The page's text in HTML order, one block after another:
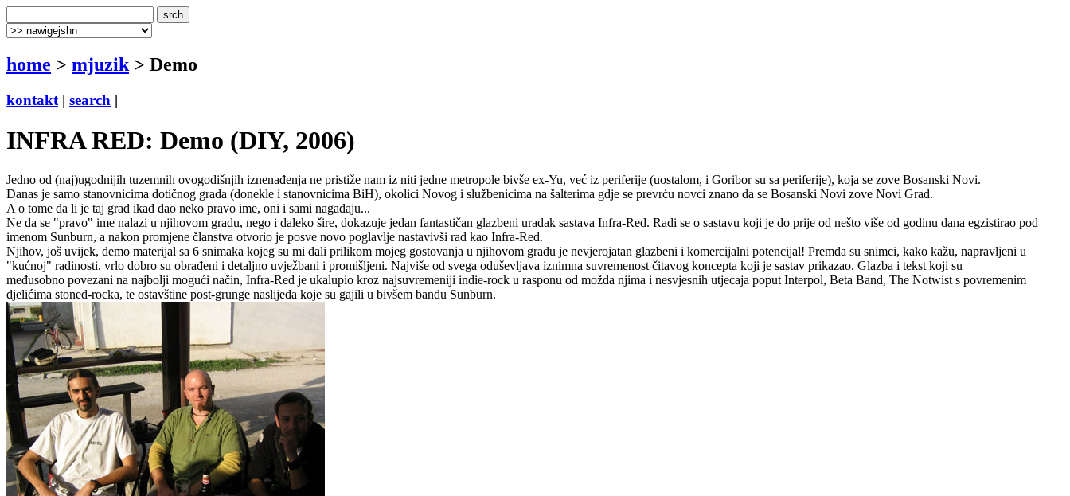
home > mjuzik > Demo
kontakt | search |
INFRA RED: Demo (DIY, 2006)
Jedno od (naj)ugodnijih tuzemnih ovogodišnjih iznenađenja ne pristiže nam iz niti jedne metropole bivše ex-Yu, već iz periferije (uostalom, i Goribor su sa periferije), koja se zove Bosanski Novi.
Danas je samo stanovnicima dotičnog grada (donekle i stanovnicima BiH), okolici Novog i službenicima na šalterima gdje se prevrću novci znano da se Bosanski Novi zove Novi Grad.
A o tome da li je taj grad ikad dao neko pravo ime, oni i sami nagađaju...
Ne da se "pravo" ime nalazi u njihovom gradu, nego i daleko šire, dokazuje jedan fantastičan glazbeni uradak sastava Infra-Red. Radi se o sastavu koji je do prije od nešto više od godinu dana egzistirao pod
imenom Sunburn, a nakon promjene članstva otvorio je posve novo poglavlje nastavivši rad kao Infra-Red.
Njihov, još uvijek, demo materijal sa 6 snimaka kojeg su mi dali prilikom mojeg gostovanja u njihovom gradu je nevjerojatan glazbeni i komercijalni potencijal! Premda su snimci, kako kažu, napravljeni u
"kućnoj" radinosti, vrlo dobro su obrađeni i detaljno uvježbani i promišljeni. Najviše od svega oduševljava iznimna suvremenost čitavog koncepta koji je sastav prikazao. Glazba i tekst koji su
međusobno povezani na najbolji mogući način, Infra-Red je ukalupio kroz najsuvremeniji indie-rock u rasponu od možda njima i nesvjesnih utjecaja poput Interpol, Beta Band, The Notwist s povremenim
djelićima stoned-rocka, te ostavštine post-grunge naslijeđa koje su gajili u bivšem bandu Sunburn.